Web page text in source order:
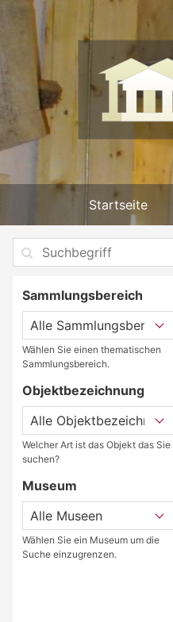
Startseite
Sammlungsbereich
Wählen Sie einen thematischen
Sammlungsbereich.
Objektbezeichnung
Welcher Art ist das Objekt das Sie
suchen?
Museum
Wählen Sie ein Museum um die
Suche einzugrenzen.